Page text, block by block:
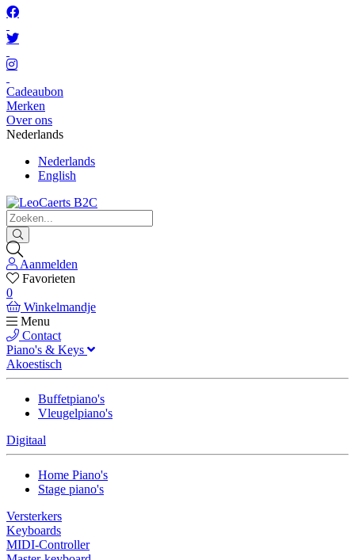
Cadeaubon
Merken
Over ons
Nederlands
Nederlands
English
Aanmelden
Favorieten
0
Winkelmandje
Menu
Contact
Piano's & Keys
Akoestisch
Buffetpiano's
Vleugelpiano's
Digitaal
Home Piano's
Stage piano's
Versterkers
Keyboards
MIDI-Controller